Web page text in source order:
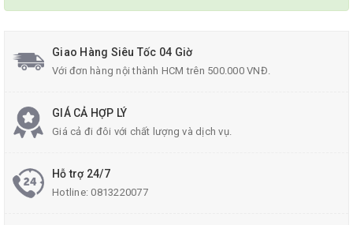
Giao Hàng Siêu Tốc 04 Giờ
Với đơn hàng nội thành HCM trên 500.000 VNĐ.
GIÁ CẢ HỢP LÝ
Giá cả đi đôi với chất lượng và dịch vụ.
Hỗ trợ 24/7
Hotline:0813220077